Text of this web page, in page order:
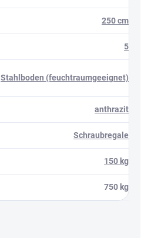
250 cm
5
Stahlboden (feuchtraumgeeignet)
anthrazit
Schraubregale
150 kg
750 kg